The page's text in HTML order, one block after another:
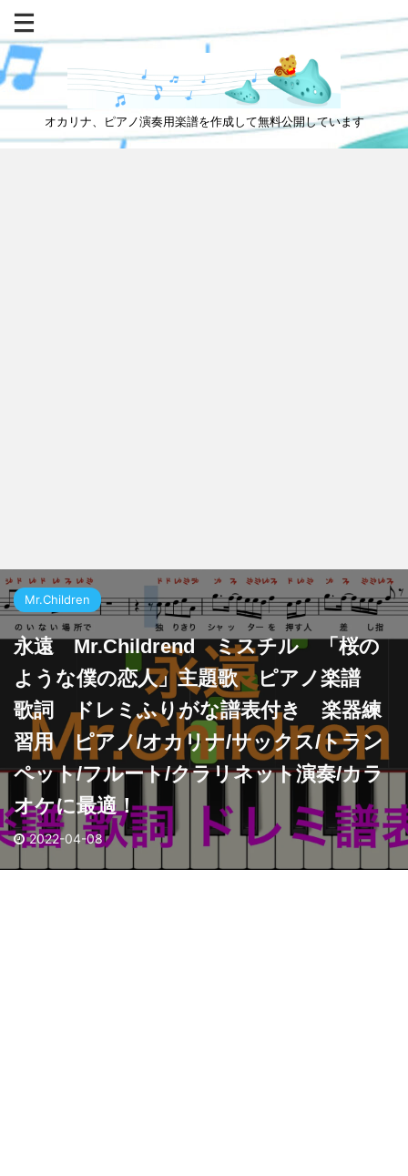
オカリナ、ピアノ演奏用楽譜を作成して無料公開しています
Mr.Children
永遠 Mr.Childrend ミスチル 「桜の
ような僕の恋人」主題歌 ピアノ楽譜
歌詞 ドレミふりがな譜表付き 楽器練
習用 ピアノ/オカリナ/サックス/トラン
ペット/フルート/クラリネット演奏/カラ
オケに最適！
2022-04-08